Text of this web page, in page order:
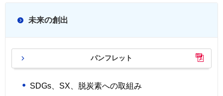
未来の創出
パンフレット
SDGs、SX、脱炭素への取組み